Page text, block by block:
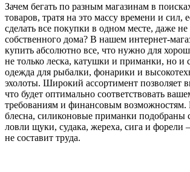
Зачем бегать по разным магазинам в
товаров, тратя на это массу времени и сил,
сделать все покупки в одном месте, даже
собственного дома? В нашем интернет-
купить абсолютно все, что нужно для
не только леска, катушки и приманки, но и
одежда для рыбалки, фонарики и
эхолоты. Широкий ассортимент позволяет
что будет оптимально соответствовать
требованиям и финансовым возможностям.
блесна, силиконовые приманки подобраны
ловли щуки, судака, жереха, сига и форели
не составит труда.